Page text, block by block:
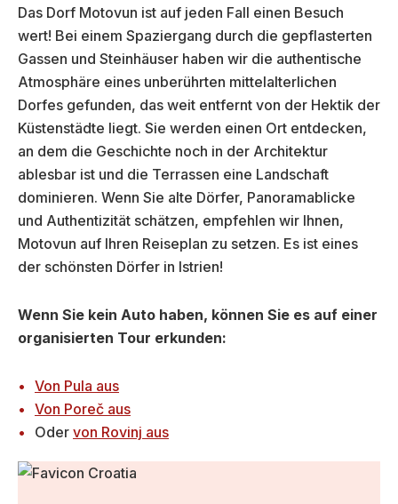
Das Dorf Motovun ist auf jeden Fall einen Besuch
wert! Bei einem Spaziergang durch die gepflasterten
Gassen und Steinhäuser haben wir die authentische
Atmosphäre eines unberührten mittelalterlichen
Dorfes gefunden, das weit entfernt von der Hektik der
Küstenstädte liegt. Sie werden einen Ort entdecken,
an dem die Geschichte noch in der Architektur
ablesbar ist und die Terrassen eine Landschaft
dominieren. Wenn Sie alte Dörfer, Panoramablicke
und Authentizität schätzen, empfehlen wir Ihnen,
Motovun auf Ihren Reiseplan zu setzen. Es ist eines
der schönsten Dörfer in Istrien!
Wenn Sie kein Auto haben, können Sie es auf einer
organisierten Tour erkunden:
Von Pula aus
Von Poreč aus
Oder von Rovinj aus